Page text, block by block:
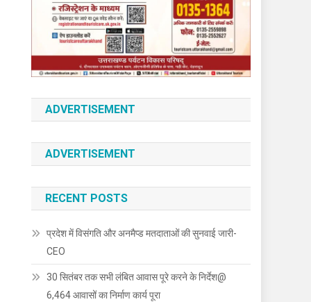
ADVERTISEMENT
ADVERTISEMENT
RECENT POSTS
प्रदेश में विसंगति और अनमैप्ड मतदाताओं की सुनवाई जारी-
CEO
30 सितंबर तक सभी लंबित आवास पूरे करने के निर्देश@
6,464 आवासों का निर्माण कार्य पूरा